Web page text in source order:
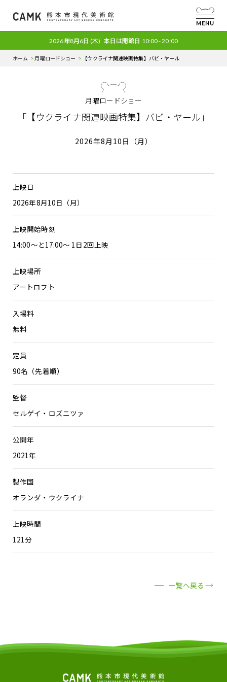
MENU
2026年8月6日 (木) 本日は開館日 10:00 - 20:00
ホーム 月曜ロードショー 【ウクライナ関連映画特集】バビ・ヤール
月曜ロードショー
「【ウクライナ関連映画特集】バビ・ヤール」
2026年8月10日（月）
上映日
2026年8月10日（月）
上映開始時刻
14:00～と17:00～ 1日2回上映
上映場所
アートロフト
入場料
無料
定員
90名（先着順）
監督
セルゲイ・ロズニツァ
公開年
2021年
製作国
オランダ・ウクライナ
上映時間
121分
一覧へ戻る